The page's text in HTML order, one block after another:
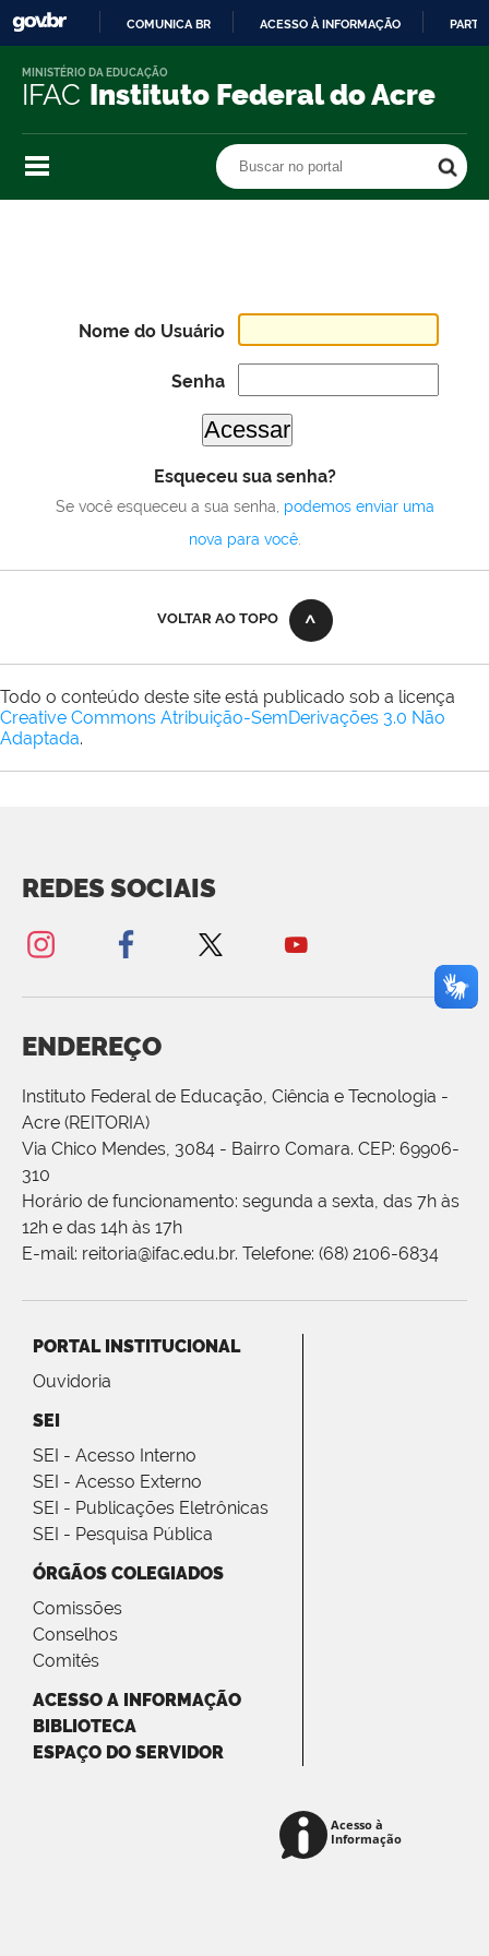
O
COMUNICA BR ACESSO À INFORMAÇÃO
IFAC Instituto Federal do Acre
MINISTÉRIO DA EDUCAÇÃO
Buscar no portal
Nome do Usuário
Senha
Esqueceu sua senha?
Se você esqueceu a sua senha, podemos enviar uma
nova para você.
VOLTAR AO TOPO
Todo o conteúdo deste site está publicado sob a licença
Creative Commons Atribuição-SemDerivações 3.0 Não
Adaptada.
REDES SOCIAIS
ENDEREÇO
Instituto Federal de Educação, Ciência e Tecnologia -
Acre (REITORIA)
Via Chico Mendes, 3084 - Bairro Comara. CEP: 69906-
310
Horário de funcionamento: segunda a sexta, das 7h às
12h e das 14h às 17h
E-mail: reitoria@ifac.edu.br. Telefone: (68) 2106-6834
PORTAL INSTITUCIONAL
Ouvidoria
SEI
SEI - Acesso Interno
SEI - Acesso Externo
SEI - Publicações Eletrônicas
SEI - Pesquisa Pública
ÓRGÃOS COLEGIADOS
Comissões
Conselhos
Comitês
ACESSO A INFORMAÇÃO
BIBLIOTECA
ESPAÇO DO SERVIDOR